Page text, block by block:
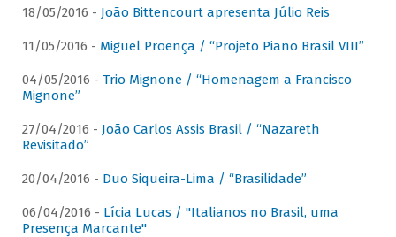
18/05/2016 - João Bittencourt apresenta Júlio Reis
11/05/2016 - Miguel Proença / “Projeto Piano Brasil VIII”
04/05/2016 - Trio Mignone / “Homenagem a Francisco
Mignone”
27/04/2016 - João Carlos Assis Brasil / “Nazareth
Revisitado”
20/04/2016 - Duo Siqueira-Lima / “Brasilidade”
06/04/2016 - Lícia Lucas / "Italianos no Brasil, uma
Presença Marcante"